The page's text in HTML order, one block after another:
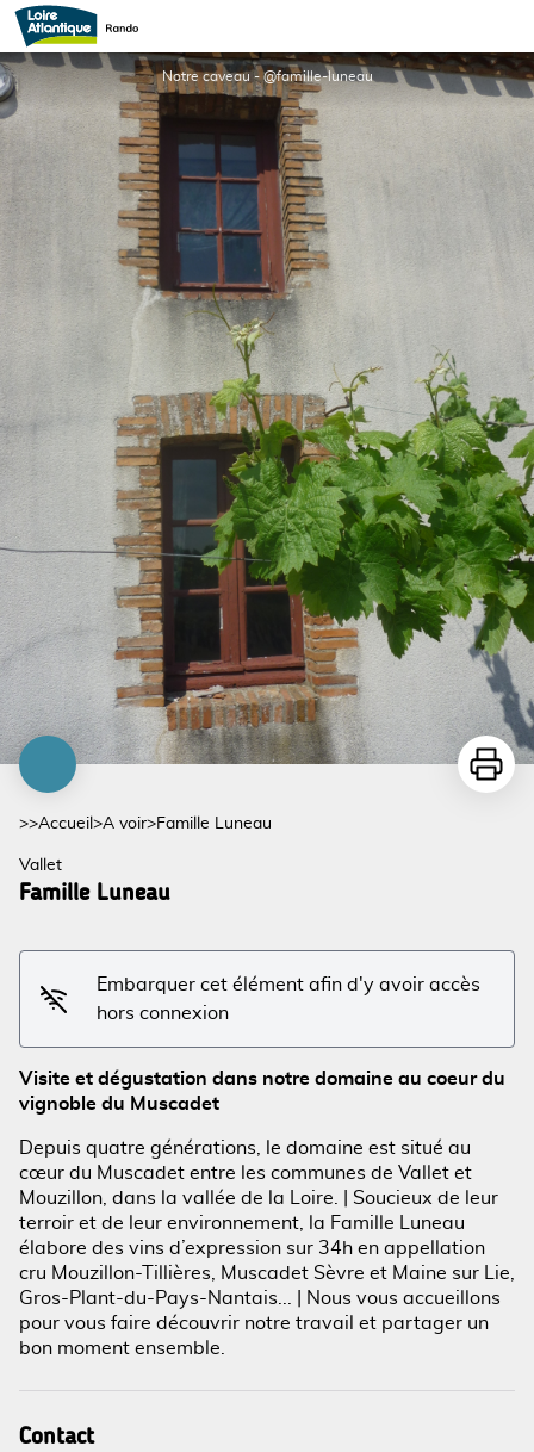
Famille Luneau
Notre caveau - @famille-luneau
>>Accueil >A voir>Famille Luneau
Vallet
Famille Luneau
Embarquer cet élément afin d'y avoir accès
hors connexion
Visite et dégustation dans notre domaine au coeur du
vignoble du Muscadet
Depuis quatre générations, le domaine est situé au
cœur du Muscadet entre les communes de Vallet et
Mouzillon, dans la vallée de la Loire. | Soucieux de leur
terroir et de leur environnement, la Famille Luneau
élabore des vins d’expression sur 34h en appellation
cru Mouzillon-Tillières, Muscadet Sèvre et Maine sur Lie,
Gros-Plant-du-Pays-Nantais... | Nous vous accueillons
pour vous faire découvrir notre travail et partager un
bon moment ensemble.
Contact